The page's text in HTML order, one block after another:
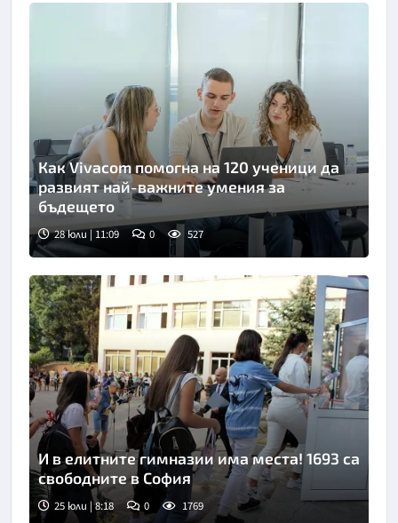
Как Vivacom помогна на 120 ученици да
развият най-важните умения за
бъдещето
28 юли | 11:09 0 527
И в елитните гимназии има места! 1693 са
свободните в София
25 юли | 8:18 0 1769